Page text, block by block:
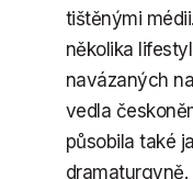
tištěnými
několika
navázaných
vedla
působila také